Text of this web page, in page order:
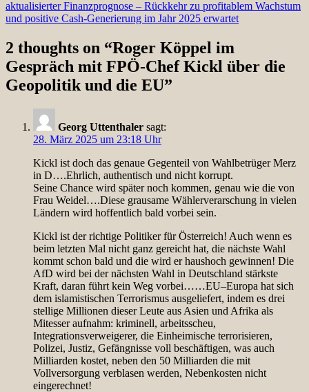
aktualisierter Finanzprognose – Rückkehr zu profitablem Wachstum
und positive Cash-Generierung im Jahr 2025 erwartet
2 thoughts on “Roger Köppel im
Gespräch mit FPÖ-Chef Kickl über die
Geopolitik und die EU”
Georg Uttenthaler sagt:
28. März 2025 um 23:18 Uhr
Kickl ist doch das genaue Gegenteil von Wahlbetrüger Merz
in D….Ehrlich, authentisch und nicht korrupt.
Seine Chance wird später noch kommen, genau wie die von
Frau Weidel….Diese grausame Wählerverarschung in vielen
Ländern wird hoffentlich bald vorbei sein.
Kickl ist der richtige Politiker für Österreich! Auch wenn es
beim letzten Mal nicht ganz gereicht hat, die nächste Wahl
kommt schon bald und die wird er haushoch gewinnen! Die
AfD wird bei der nächsten Wahl in Deutschland stärkste
Kraft, daran führt kein Weg vorbei……EU–Europa hat sich
dem islamistischen Terrorismus ausgeliefert, indem es drei
stellige Millionen dieser Leute aus Asien und Afrika als
Mitesser aufnahm: kriminell, arbeitsscheu,
Integrationsverweigerer, die Einheimische terrorisieren,
Polizei, Justiz, Gefängnisse voll beschäftigen, was auch
Milliarden kostet, neben den 50 Milliarden die mit
Vollversorgung verblasen werden, Nebenkosten nicht
eingerechnet!